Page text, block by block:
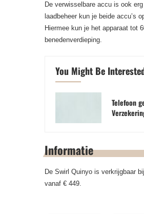
De verwisselbare accu is ook
laadbeheer kun je beide accu’s
Hiermee kun je het apparaat tot
benedenverdieping.
You Might Be
Telefoon
Informatie
De Swirl Quinyo is verkrijgbaar
vanaf € 449.